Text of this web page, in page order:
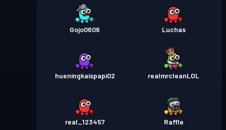
Gojo0606 Luchas
hueningkaispapi02 realmrcleanLOL
real_123457 Raffle